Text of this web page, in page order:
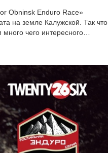
Obninsk Enduro Race»
на земле Калужской. Так что
чего интересного…